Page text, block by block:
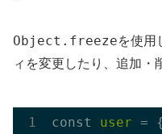
Object.freezeを使用
ィを変更したり、追加・
const user = {